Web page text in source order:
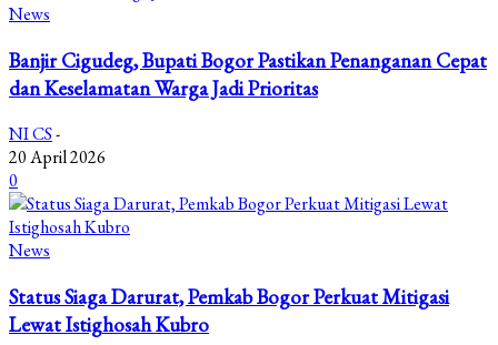
News
Banjir Cigudeg, Bupati Bogor Pastikan Penanganan Cepat
dan Keselamatan Warga Jadi Prioritas
NI CS-
20 April 2026
0
News
Status Siaga Darurat, Pemkab Bogor Perkuat Mitigasi
Lewat Istighosah Kubro